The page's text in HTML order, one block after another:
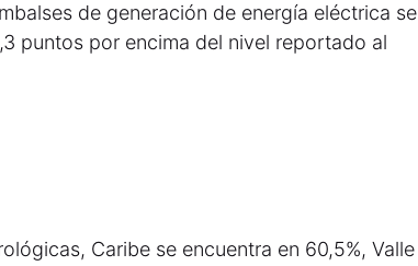
de generación de energía eléctrica se
puntos por encima del nivel reportado al
Caribe se encuentra en 60,5%, Valle